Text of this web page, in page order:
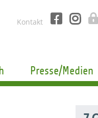
Kontakt
Presse/Medien